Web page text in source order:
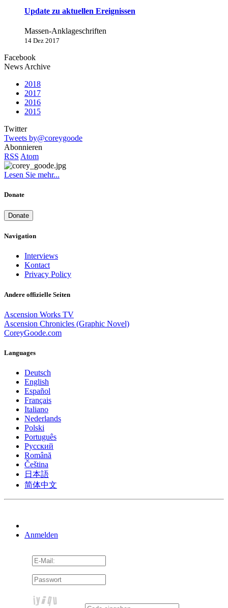
Update zu aktuellen Ereignissen
Massen-Anklageschriften
14 Dez 2017
Facebook
News Archive
2018
2017
2016
2015
Twitter
Tweets by@coreygoode
Abonnieren
RSS Atom
Lesen Sie mehr...
Donate
Donate
Navigation
Interviews
Kontact
Privacy Policy
Andere offizielle Seiten
Ascension Works TV
Ascension Chronicles (Graphic Novel)
CoreyGoode.com
Languages
Deutsch
English
Español
Français
Italiano
Nederlands
Polski
Português
Pусский
Română
Čeština
日本語
简体中文
Anmelden